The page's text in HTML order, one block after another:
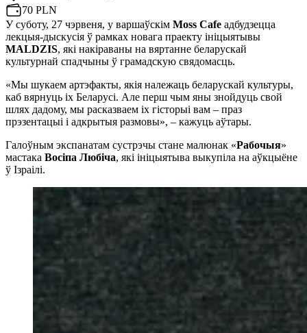
70 PLN
У суботу, 27 чэрвеня, у варшаўскім Moss Cafe адбудзецца
лекцыя-дыскусія ў рамках новага праекту ініцыятывы
MALDZIS, які накіраваны на вяртанне беларускай
культурнай спадчыны ў грамадскую свядомасць.
«Мы шукаем артэфакты, якія належаць беларускай культуры,
каб вярнуць іх Беларусі. Але перш чым яны знойдуць свой
шлях дадому, мы расказваем іх гісторыі вам – праз
прэзентацыі і адкрытыя размовы», – кажуць аўтары.
Галоўным экспанатам сустрэчы стане малюнак «Рабочыя»
мастака Восіпа Любіча, які ініцыятыва выкупіла на аўкцыёне
ў Ізраілі.